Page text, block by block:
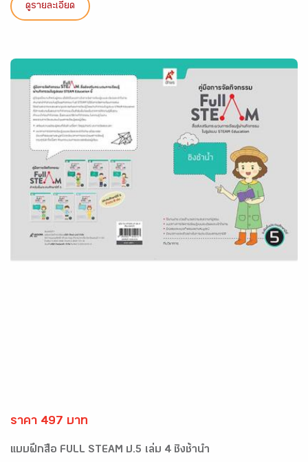
ดูรายละเอียด
ราคา 497 บาท
แบบฝึกสื่อ FULL STEAM ป.5 เล่ม 4 ชิงช้าน้ำ